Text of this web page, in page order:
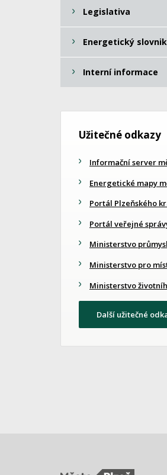
Legislativa
Energetický slovnik
Interní informace
Užitečné odkazy
Informační server
Energetické mapy
Portál Plzeňského
Portál veřejné
Ministerstvo
Ministerstvo pro
Ministerstvo
Další užitečné